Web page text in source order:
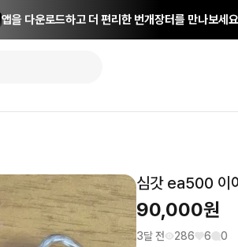
앱을 다운로드하고 더 편리한 번개장터를 만나보세
심갓 ea500 이
90,000원
3달 전 286 6 0